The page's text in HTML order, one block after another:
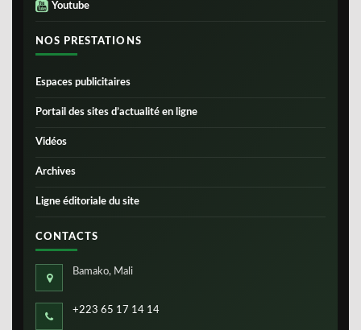
Youtube
NOS PRESTATIONS
Espaces publicitaires
Portail des sites d’actualité en ligne
Vidéos
Archives
Ligne éditoriale du site
CONTACTS
Bamako, Mali
+223 65 17 14 14